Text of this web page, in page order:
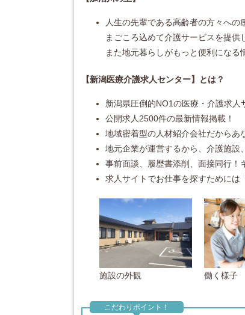
人生の先輩である高齢者の方々への
まごころ込めて介護サービスを提供
また地元暮らしがもっと便利になる
【新潟医療介護求人センター】とは？
新潟県圧倒的NO1の医療・介護求人
公開求人2500件の最新情報掲載！
地域密着型の人材紹介会社だからあ
地元企業が運営するから、介護施設
事前面談、履歴書添削、面接同行！
求人サイトでお仕事を探すためには
施設の外観 働く様子
こだわりポイント！